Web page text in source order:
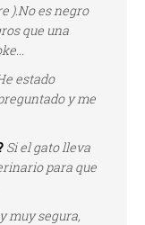
).No es negro
que una
estado
y me
Si el gato lleva
para que
muy segura,